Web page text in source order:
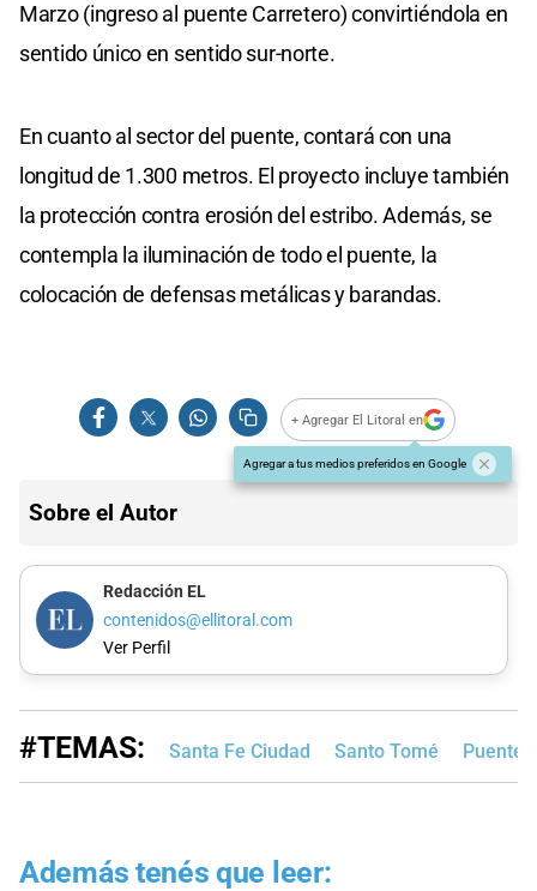
Marzo (ingreso al puente Carretero) convirtiéndola en
sentido único en sentido sur-norte.
En cuanto al sector del puente, contará con una
longitud de 1.300 metros. El proyecto incluye también
la protección contra erosión del estribo. Además, se
contempla la iluminación de todo el puente, la
colocación de defensas metálicas y barandas.
+ Agregar El Litoral en
Agregar a tus medios preferidos en Google
Sobre el Autor
Redacción EL
contenidos@ellitoral.com
Ver Perfil
#TEMAS: Santa Fe Ciudad Santo Tomé Puente
Además tenés que leer: